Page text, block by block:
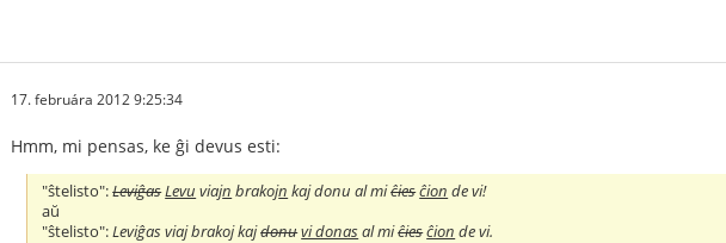
17. februára 2012 9:25:34
Hmm, mi pensas, ke ĝi devus esti:
"ŝtelisto":LeviĝasLevu viajn brakojn kaj donu al miĉiesĉion de vi!
aŭ
"ŝtelisto":Leviĝas viaj brakoj kajdonuvi donasal miĉiesĉion de vi.